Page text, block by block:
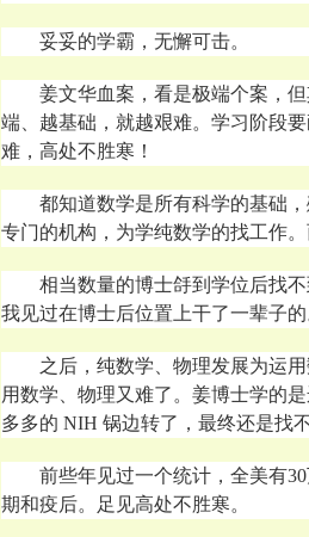
妥妥的学霸，无懈可击。
姜文华血案，看是极端个案，
端、越基础，就越艰难。学习阶段
难，高处不胜寒！
都知道数学是所有科学的基础
专门的机构，为学纯数学的找工作
相当数量的博士㧱到学位后找
我见过在博士后位置上干了一辈子的
之后，纯数学、物理发展为运
用数学、物理又难了。姜博士学的
多多的 NIH 锅边转了，最终还是找
前些年见过一个统计，全美有
期和疫后。足见高处不胜寒。